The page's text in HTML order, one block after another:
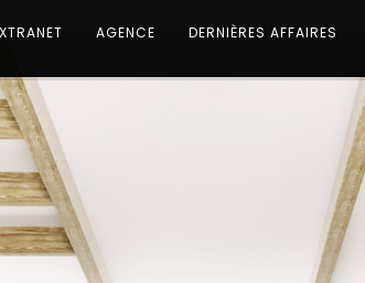
AGENCE DERNIÈRES AFFAIRES